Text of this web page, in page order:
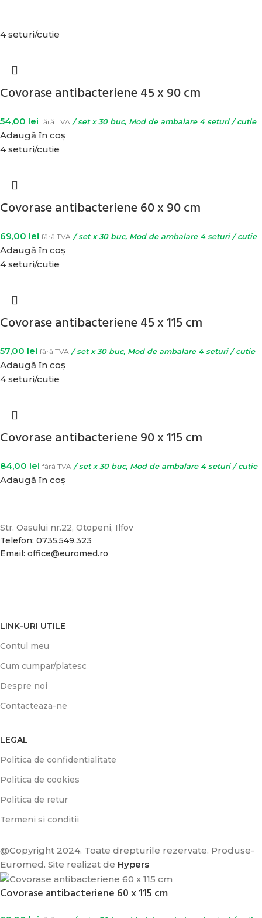
4 seturi/cutie
Covorase antibacteriene 45 x 90 cm
54,00 lei fără TVA / set x 30 buc, Mod de ambalare 4 seturi / cutie
Adaugă în coș
4 seturi/cutie
Covorase antibacteriene 60 x 90 cm
69,00 lei fără TVA / set x 30 buc, Mod de ambalare 4 seturi / cutie
Adaugă în coș
4 seturi/cutie
Covorase antibacteriene 45 x 115 cm
57,00 lei fără TVA / set x 30 buc, Mod de ambalare 4 seturi / cutie
Adaugă în coș
4 seturi/cutie
Covorase antibacteriene 90 x 115 cm
84,00 lei fără TVA / set x 30 buc, Mod de ambalare 4 seturi / cutie
Adaugă în coș
Str. Oasului nr.22, Otopeni, Ilfov
Telefon: 0735.549.323
Email: office@euromed.ro
LINK-URI UTILE
Contul meu
Cum cumpar/platesc
Despre noi
Contacteaza-ne
LEGAL
Politica de confidentialitate
Politica de cookies
Politica de retur
Termeni si conditii
@Copyright 2024. Toate drepturile rezervate. Produse-
Euromed. Site realizat de Hypers
Covorase antibacteriene 60 x 115 cm